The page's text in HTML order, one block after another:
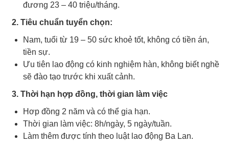
đương 23 – 40 triệu/tháng.
2. Tiêu chuẩn tuyển chọn:
Nam, tuổi từ 19 – 50 sức khoẻ tốt, không có tiền án,
tiền sự.
Ưu tiên lao động có kinh nghiệm hàn, không biết nghề
sẽ đào tạo trước khi xuất cảnh.
3. Thời hạn hợp đồng, thời gian làm việc
Hơp đồng 2 năm và có thể gia hạn.
Thời gian làm việc: 8h/ngày, 5 ngày/tuần.
Làm thêm được tính theo luật lao động Ba Lan.